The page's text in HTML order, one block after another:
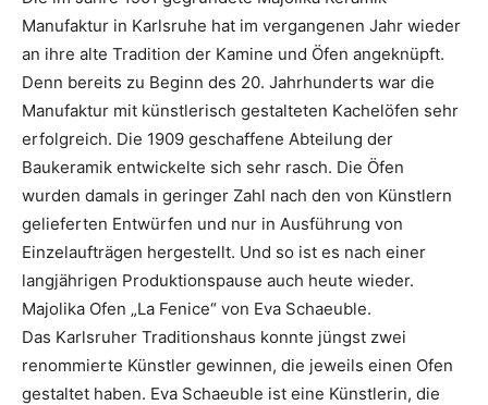
Manufaktur in Karlsruhe hat im vergangenen Jahr wieder
an ihre alte Tradition der Kamine und Öfen angeknüpft.
Denn bereits zu Beginn des 20. Jahrhunderts war die
Manufaktur mit künstlerisch gestalteten Kachelöfen sehr
erfolgreich. Die 1909 geschaffene Abteilung der
Baukeramik entwickelte sich sehr rasch. Die Öfen
wurden damals in geringer Zahl nach den von Künstlern
gelieferten Entwürfen und nur in Ausführung von
Einzelaufträgen hergestellt. Und so ist es nach einer
langjährigen Produktionspause auch heute wieder.
Majolika Ofen „La Fenice“ von Eva Schaeuble.
Das Karlsruher Traditionshaus konnte jüngst zwei
renommierte Künstler gewinnen, die jeweils einen Ofen
gestaltet haben. Eva Schaeuble ist eine Künstlerin, die